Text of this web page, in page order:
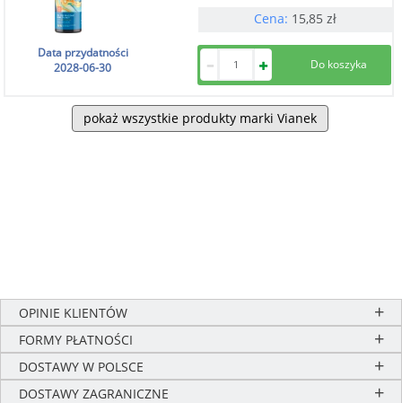
Cena: 15,85 zł
Data przydatności
2028-06-30
pokaż wszystkie produkty marki Vianek
OPINIE KLIENTÓW
FORMY PŁATNOŚCI
DOSTAWY W POLSCE
DOSTAWY ZAGRANICZNE